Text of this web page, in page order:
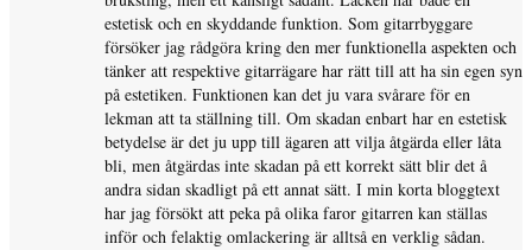
estetisk och en skyddande funktion. Som gitarrbyggare
försöker jag rådgöra kring den mer funktionella aspekten och
tänker att respektive gitarrägare har rätt till att ha sin egen syn
på estetiken. Funktionen kan det ju vara svårare för en
lekman att ta ställning till. Om skadan enbart har en estetisk
betydelse är det ju upp till ägaren att vilja åtgärda eller låta
bli, men åtgärdas inte skadan på ett korrekt sätt blir det å
andra sidan skadligt på ett annat sätt. I min korta bloggtext
har jag försökt att peka på olika faror gitarren kan ställas
inför och felaktig omlackering är alltså en verklig sådan.